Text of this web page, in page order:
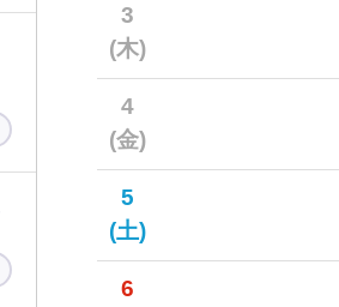
3
(木)
4
(金)
5
(土)
6